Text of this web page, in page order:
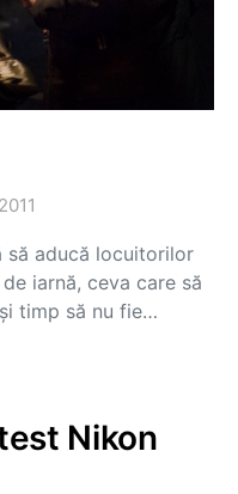
să aducă locuitorilor
iarnă, ceva care să
timp să nu fie…
Nikon